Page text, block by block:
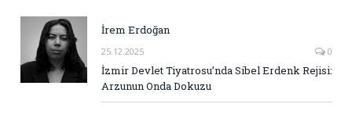
İrem Erdoğan
25.12.2025 0
İzmir Devlet Tiyatrosu’nda Sibel Erdenk Rejisi:
Arzunun Onda Dokuzu